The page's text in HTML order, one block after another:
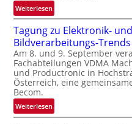
g
l
i
c
h
k
e
i
t
e
h
d
e
r
i
n
I
S
Weiterlesen:
G
u
i
d
e
d
T
o
u
Tagung zu Elektronik- und
Bildverarbeitungs-Trends
Am 8. und 9. September
Fachabteilungen VDMA
und Productronic in
Österreich, eine
Becom.
Weiterlesen:
T